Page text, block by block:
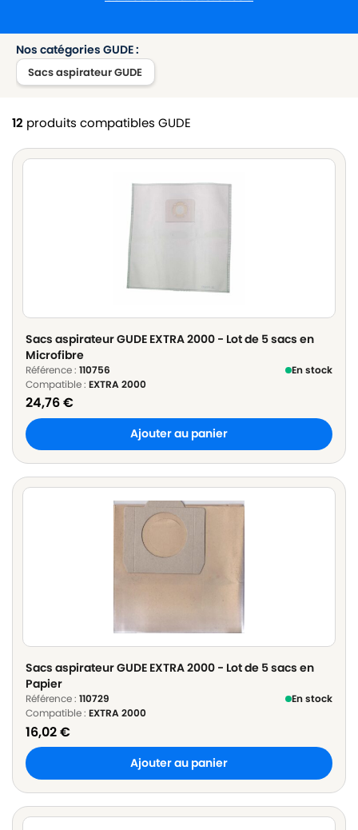
Nos catégories GUDE :
Sacs aspirateur GUDE
12 produits compatibles GUDE
Sacs aspirateur GUDE EXTRA 2000 - Lot de 5 sacs en
Microfibre
Référence : 110756
En stock
Compatible : EXTRA 2000
24,76€
Ajouter au panier
Sacs aspirateur GUDE EXTRA 2000 - Lot de 5 sacs en
Papier
Référence : 110729
En stock
Compatible : EXTRA 2000
16,02€
Ajouter au panier